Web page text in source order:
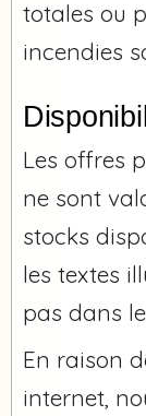
totales ou
incendies
Les offres
ne sont
stocks
les textes
pas dans
En raison
internet,